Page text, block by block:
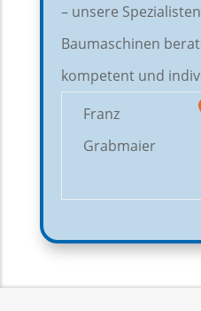
– unsere
Baumaschinen
kompetent und
Franz
Grabmaier